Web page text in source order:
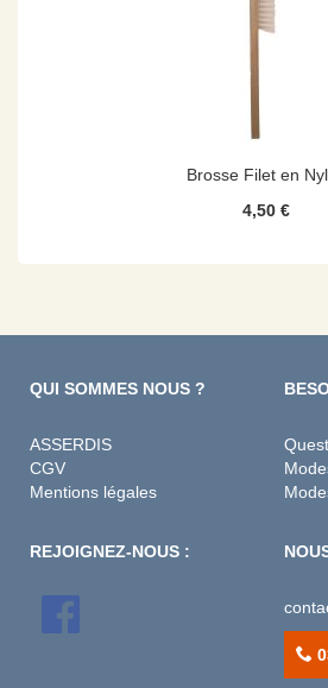
Brosse Filet en
4,50 €
QUI SOMMES NOUS ?
ASSERDIS
CGV
Mentions légales
REJOIGNEZ-NOUS :